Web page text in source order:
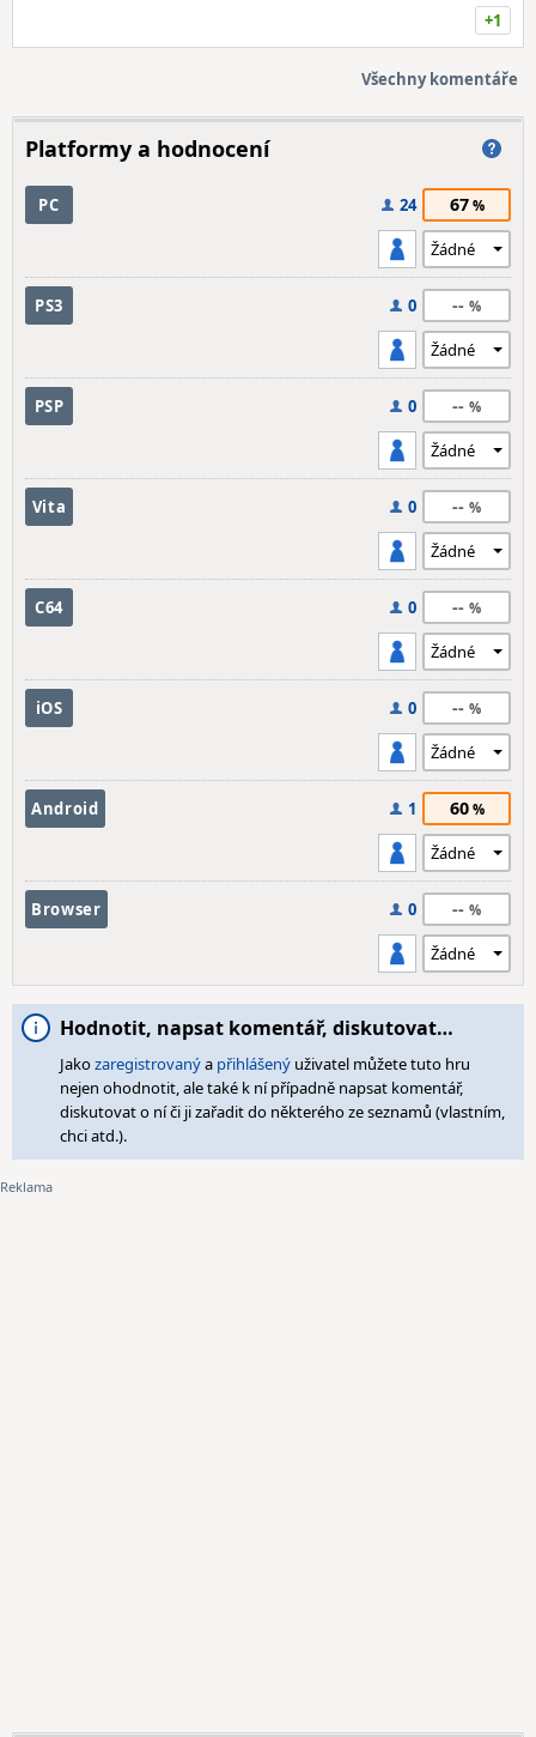
+1
Všechny komentáře
Platformy a hodnocení
PC 24 67
PS3 0 --
PSP 0 --
Vita 0 --
C64 0 --
iOS 0 --
Android 1 60
Browser 0 --
Hodnotit, napsat komentář, diskutovat…
Jakozaregistrovanýa přihlášený uživatel můžete tuto hru
nejen ohodnotit, ale také k ní případně napsat komentář,
diskutovat o ní či ji zařadit do některého ze seznamů (vlastním,
chci atd.).